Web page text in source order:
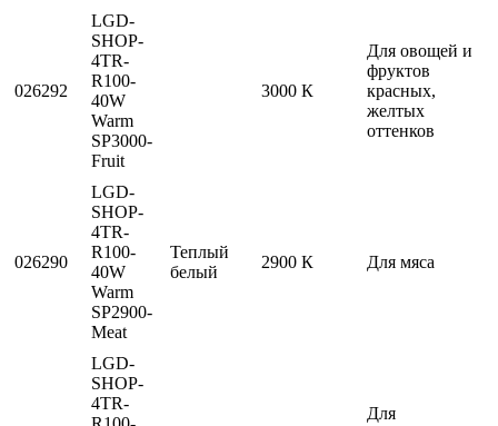
026292
LGD-
SHOP-
4TR-
R100-
40W
Warm
SP3000-
Fruit
Теплый
белый
3000 К
Для овощей и
фруктов
красных,
желтых
оттенков
026290
LGD-
SHOP-
4TR-
R100-
40W
Warm
SP2900-
Meat
2900 К Для мяса
LGD-
SHOP-
4TR-
Для